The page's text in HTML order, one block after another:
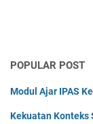
POPULAR POST
Modul Ajar IPAS
Kekuatan Konteks